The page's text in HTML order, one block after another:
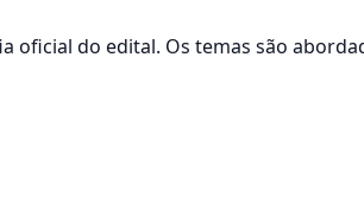
oficial do edital. Os temas são